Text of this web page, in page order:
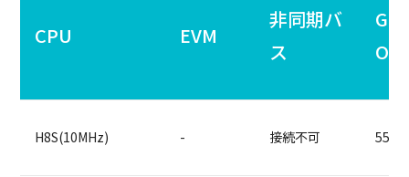
CPU EVM
非同期バ
ス
GPI
O
H8S(10MHz) - 接続不可 55us